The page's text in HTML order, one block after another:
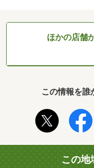
ほかの店舗
この情報を誰
この地